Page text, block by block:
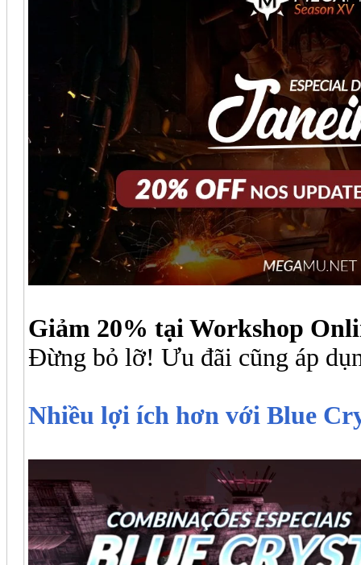
Giảm 20% tại Workshop
Đừng bỏ lỡ! Ưu đãi cũng áp
Nhiều lợi ích hơn với Blue